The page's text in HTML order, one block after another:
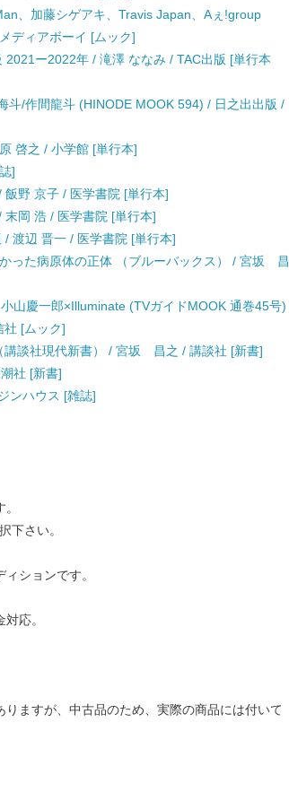
、加藤シゲアキ、Travis Japan、Aぇ!group
ディアボーイ [ムック]
ー2022年 / 滝澤 ななみ / TAC出版 [単行本
斗/作間龍斗 (HINODE MOOK 594) / 日之出出版 /
啓之 / 小学館 [単行本]
]
野 京子 / 医学書院 [単行本]
岡 浩 / 医学書院 [単行本]
渡辺 晋一 / 医学書院 [単行本]
った病原体の正体 （ブルーバックス） / 宮坂 昌
山慶一郎×Illuminate (TVガイドMOOK 通巻45号)
社 [ムック]
講談社現代新書） / 宮坂 昌之 / 講談社 [新書]
社 [新書]
ンハウス [雑誌]
下さい。
ションです。
応。
ますが、中古品のため、実際の商品には付いて